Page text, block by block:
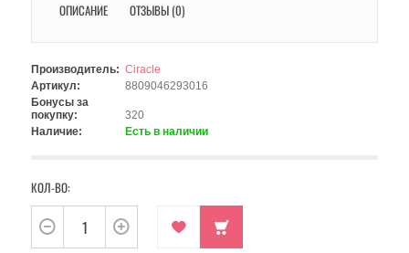
ОПИСАНИЕ ОТЗЫВЫ (0)
Производитель: Ciracle
Артикул:
8809046293016
Бонусы за
покупку:
320
Наличие:
Есть в наличии
КОЛ-ВО: